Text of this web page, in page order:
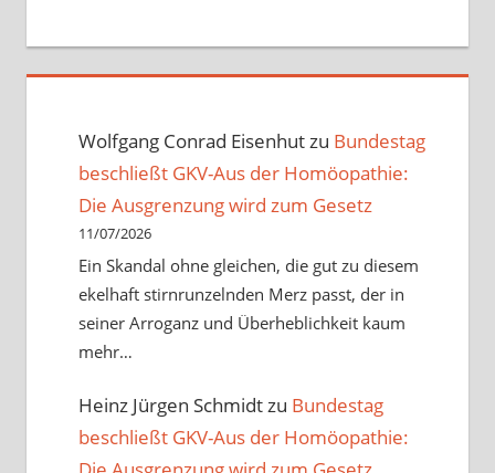
Wolfgang Conrad Eisenhutzu Bundestag
beschließt GKV-Aus der Homöopathie:
Die Ausgrenzung wird zum Gesetz
11/07/2026
Ein Skandal ohne gleichen, die gut zu diesem
ekelhaft stirnrunzelnden Merz passt, der in
seiner Arroganz und Überheblichkeit kaum
mehr…
Heinz Jürgen Schmidtzu Bundestag
beschließt GKV-Aus der Homöopathie: